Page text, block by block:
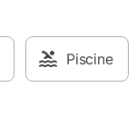
Piscine